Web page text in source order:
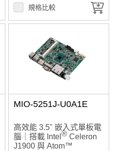
規格比較
MIO-5251J-U0A1E
高效能 3.5" 嵌入式單板電
腦｜搭載 Intel ® Celeron
J1900 與 Atom™